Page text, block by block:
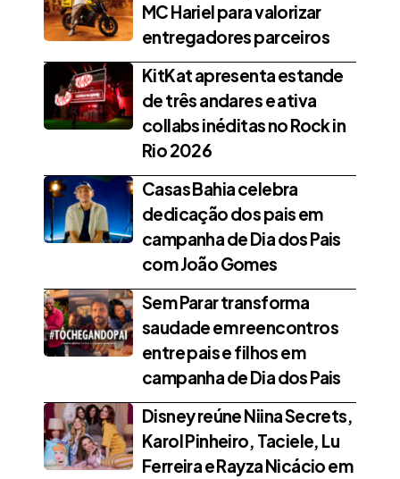
MC Hariel para valorizar
entregadores parceiros
KitKat apresenta estande
de três andares e ativa
collabs inéditas no Rock in
Rio 2026
Casas Bahia celebra
dedicação dos pais em
campanha de Dia dos Pais
com João Gomes
Sem Parar transforma
saudade em reencontros
entre pais e filhos em
campanha de Dia dos Pais
Disney reúne Niina Secrets,
Karol Pinheiro, Taciele, Lu
Ferreira e Rayza Nicácio em